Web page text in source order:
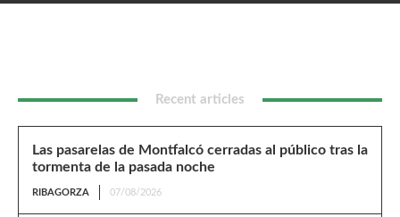
Recent articles
Las pasarelas de Montfalcó cerradas al público tras la
tormenta de la pasada noche
RIBAGORZA 07/08/2026